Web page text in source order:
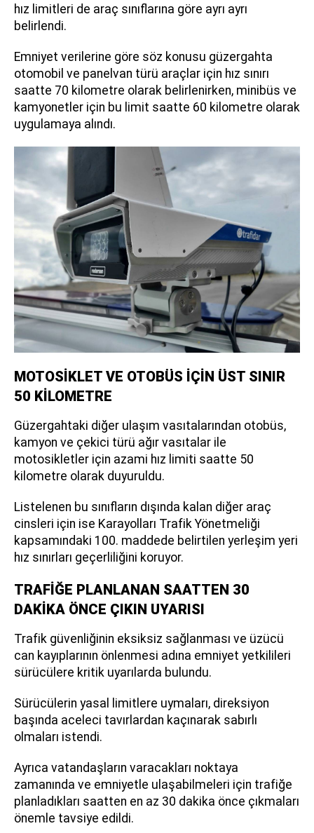
hız limitleri de araç sınıflarına göre ayrı ayrı
belirlendi.
Emniyet verilerine göre söz konusu güzergahta
otomobil ve panelvan türü araçlar için hız sınırı
saatte 70 kilometre olarak belirlenirken, minibüs ve
kamyonetler için bu limit saatte 60 kilometre olarak
uygulamaya alındı.
MOTOSİKLET VE OTOBÜS İÇİN ÜST SINIR
50 KİLOMETRE
Güzergahtaki diğer ulaşım vasıtalarından otobüs,
kamyon ve çekici türü ağır vasıtalar ile
motosikletler için azami hız limiti saatte 50
kilometre olarak duyuruldu.
Listelenen bu sınıfların dışında kalan diğer araç
cinsleri için ise Karayolları Trafik Yönetmeliği
kapsamındaki 100. maddede belirtilen yerleşim yeri
hız sınırları geçerliliğini koruyor.
TRAFİĞE PLANLANAN SAATTEN 30
DAKİKA ÖNCE ÇIKIN UYARISI
Trafik güvenliğinin eksiksiz sağlanması ve üzücü
can kayıplarının önlenmesi adına emniyet yetkilileri
sürücülere kritik uyarılarda bulundu.
Sürücülerin yasal limitlere uymaları, direksiyon
başında aceleci tavırlardan kaçınarak sabırlı
olmaları istendi.
Ayrıca vatandaşların varacakları noktaya
zamanında ve emniyetle ulaşabilmeleri için trafiğe
planladıkları saatten en az 30 dakika önce çıkmaları
önemle tavsiye edildi.